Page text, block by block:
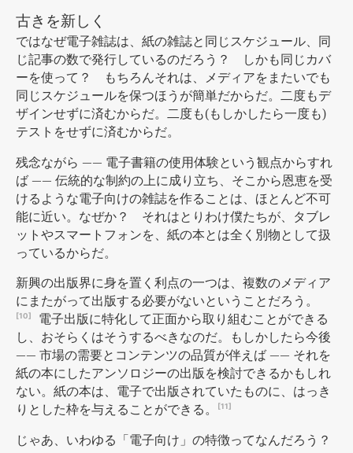
古きを新しく
ではなぜ電子雑誌は、紙の雑誌と同じスケジュール、同
じ記事の数で発行しているのだろう？ しかも同じカバ
ーを使って？ もちろんそれは、メディアをまたいでも
同じスケジュールを保つほうが簡単だからだ。二度もデ
ザインせずに済むからだ。二度も(もしかしたら一度も)
テストをせずに済むからだ。
残念ながら —— 電子書籍の使用体験という観点からすれ
ば —— 伝統的な制約の上に成り立ち、そこから恩恵を受
けるような電子向けの雑誌を作ることは、ほとんど不可
能に近い。なぜか？ それはとりわけ僕たちが、タブレ
ットやスマートフォンを、紙の本とは全く別物として扱
っているからだ。
新興の出版界に身を置く利点の一つは、複数のメディア
にまたがって出版する必要がないということだろう。
[10]
電子出版に特化して正面から取り組むことができる
し、おそらくはそうするべきなのだ。もしかしたら今後
—— 市場の需要とコンテンツの品質が伴えば —— それを
紙の本にしたアンソロジーの出版を検討できるかもしれ
ない。紙の本は、電子で出版されていたものに、はっき
りとした枠を与えることができる。
[11]
じゃあ、いわゆる「電子向け」の特徴ってなんだろう？